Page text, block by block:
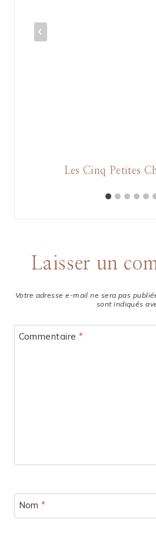
Les Cinq Petites
Laisser un
Votre adresse e-mail ne sera pas
sont indiqués
Commentaire *
Nom*